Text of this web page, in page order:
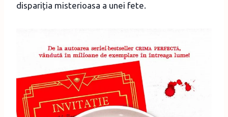
dispariția misterioasa a unei fete.